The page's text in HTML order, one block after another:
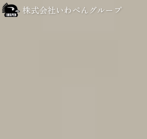
株式会社いわぺんグループ